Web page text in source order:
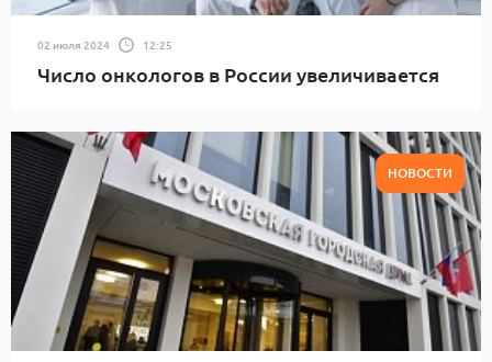
02 июля 2024 12:25
Число онкологов в России увеличивается
НОВОСТИ